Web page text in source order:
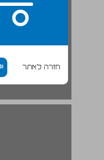
חזרה לאתר
2 מקנה אברם ... 24